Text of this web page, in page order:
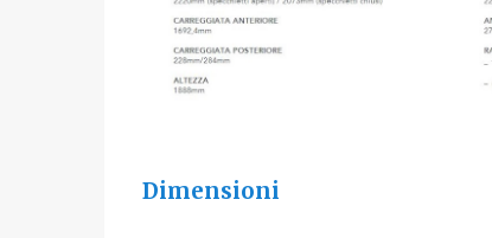
Dimensioni